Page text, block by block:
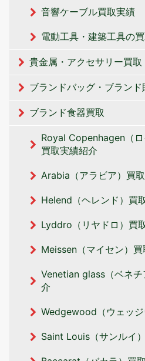
音響ケーブル買取実績
電動工具・建築工具の
貴金属・アクセサリー買取
ブランドバッグ・ブランド
ブランド食器買取
Royal Copenhagen（ロ
買取実績紹介
Arabia（アラビア）買
Helend（ヘレンド）買
Lyddro（リヤドロ）買
Meissen（マイセン）
Venetian glass（ベネ
介
Wedgewood（ウェッ
Saint Louis（サンルイ